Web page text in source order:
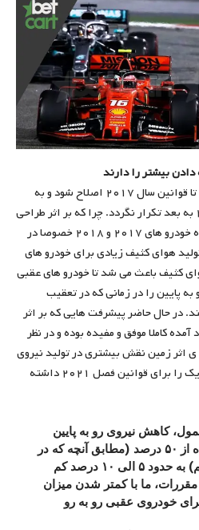
در سال ۲۰۱۹ قوانینی ارائه شد تا قوانین سال ۲۰۱۷ اصلاح شود و به
نوعی کم و کاستی های سال ۲۰۱۷ به بعد تکرار نگردد. چرا که بر اثر طراحی
آیرودینامیکی فوق العاده بپیچیده خودرو های ۲۰۱۷ و ۲۰۱۸ خصوصا در
هوای کثیف زیادی برای خودرو های
کثیف باعث می شد تا خودرو های عقبی
رو به پایین را در زمانی که در تعقیب
در حال حاضر پیشرفت هایی که بر اثر
فصل ۲۰۱۹ به وجود آمده کاملا موفق و مفیده بوده و در نظر
ی اثر زمین نقش بیشتری در تولید نیروی
رو به پایین در خودرو های فرمول یک را برای قوانین فصل ۲۰۲۱ داشته
به طور معمول، کاهش نیروی رو به پایین
برای خودروی تعقیب کننده از ۵۰ درصد (مطابق آنچه که در
فصل ۲۰۱۷ شاهد آن بودیم) به حدود ۵ الی ۱۰ درصد کم
مقررات، ما با کمتر شدن میزان
خودروی عقبی رو به رو